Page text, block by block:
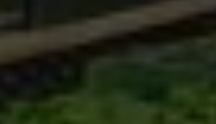
externen Medien akzeptiert
Zugriff auf externe Inhalte
Zustimmung mehr.